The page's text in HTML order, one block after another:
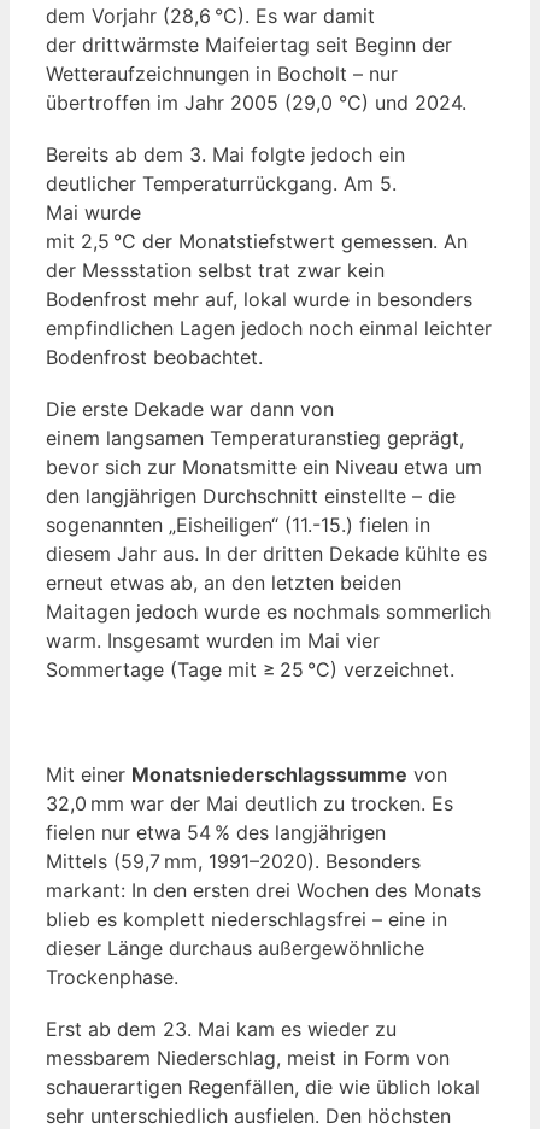
dem Vorjahr (28,6 °C). Es war damit
der drittwärmste Maifeiertag seit Beginn der
Wetteraufzeichnungen in Bocholt – nur
übertroffen im Jahr 2005 (29,0 °C) und 2024.
Bereits ab dem 3. Mai folgte jedoch ein
deutlicher Temperaturrückgang. Am 5.
Mai wurde
mit 2,5 °C der Monatstiefstwert gemessen. An
der Messstation selbst trat zwar kein
Bodenfrost mehr auf, lokal wurde in besonders
empfindlichen Lagen jedoch noch einmal leichter
Bodenfrost beobachtet.
Die erste Dekade war dann von
einem langsamen Temperaturanstieg geprägt,
bevor sich zur Monatsmitte ein Niveau etwa um
den langjährigen Durchschnitt einstellte – die
sogenannten „Eisheiligen“ (11.-15.) fielen in
diesem Jahr aus. In der dritten Dekade kühlte es
erneut etwas ab, an den letzten beiden
Maitagen jedoch wurde es nochmals sommerlich
warm. Insgesamt wurden im Mai vier
Sommertage (Tage mit ≥ 25 °C) verzeichnet.
Mit einer Monatsniederschlagssumme von
32,0 mm war der Mai deutlich zu trocken. Es
fielen nur etwa 54 % des langjährigen
Mittels (59,7 mm, 1991–2020). Besonders
markant: In den ersten drei Wochen des Monats
blieb es komplett niederschlagsfrei – eine in
dieser Länge durchaus außergewöhnliche
Trockenphase.
Erst ab dem 23. Mai kam es wieder zu
messbarem Niederschlag, meist in Form von
schauerartigen Regenfällen, die wie üblich lokal
sehr unterschiedlich ausfielen. Den höchsten